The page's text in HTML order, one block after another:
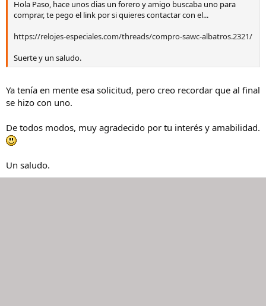
Hola Paso, hace unos dias un forero y amigo buscaba uno para
comprar, te pego el link por si quieres contactar con el...
https://relojes-especiales.com/threads/compro-sawc-albatros.2321/
Suerte y un saludo.
Ya tenía en mente esa solicitud, pero creo recordar que al final
se hizo con uno.
De todos modos, muy agradecido por tu interés y amabilidad.
Un saludo.